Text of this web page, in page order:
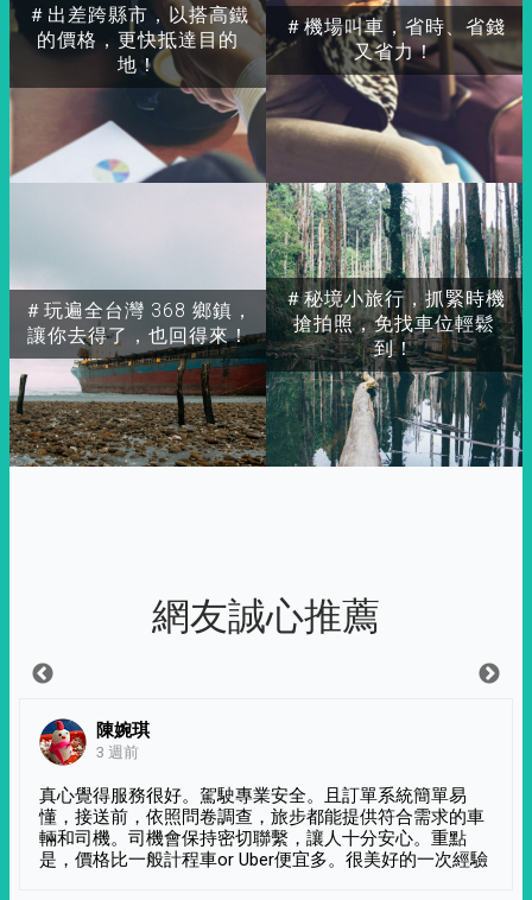
＃出差跨縣市，以搭高鐵
的價格，更快抵達目的
地！
＃玩遍全台灣 368 鄉鎮，
讓你去得了，也回得來！
＃秘境小旅行，抓緊時機
搶拍照，免找車位輕鬆
到！
＃機場叫車，省時、省錢
又省力！
網友誠心推薦
陳婉琪
3 週前
真心覺得服務很好。駕駛專業安全。且訂單系統簡單易
懂，接送前，依照問卷調查，旅步都能提供符合需求的車
輛和司機。司機會保持密切聯繫，讓人十分安心。重點
是，價格比一般計程車or Uber便宜多。很美好的一次經驗